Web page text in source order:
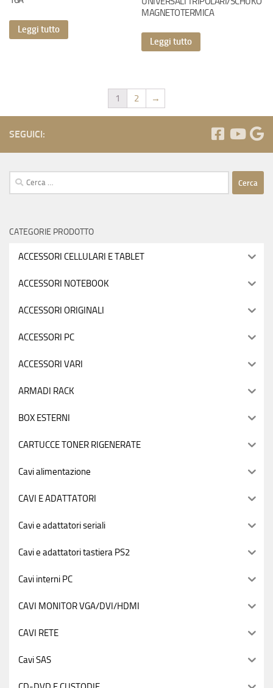
Leggi tutto
MAGNETOTERMICA
Leggi tutto
1 2 →
SEGUICI:
Ricerca
per:
CATEGORIE PRODOTTO
ACCESSORI CELLULARI E TABLET
ACCESSORI NOTEBOOK
ACCESSORI ORIGINALI
ACCESSORI PC
ACCESSORI VARI
ARMADI RACK
BOX ESTERNI
CARTUCCE TONER RIGENERATE
Cavi alimentazione
CAVI E ADATTATORI
Cavi e adattatori seriali
Cavi e adattatori tastiera PS2
Cavi interni PC
CAVI MONITOR VGA/DVI/HDMI
CAVI RETE
Cavi SAS